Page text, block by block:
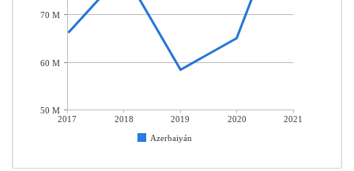
2017 2018 2019 2020
2021
Azerbaiyán
70 M
60 M
50 M